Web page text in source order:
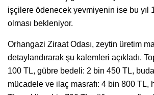
işçilere ödenecek yevmiyenin ise bu yıl
olması bekleniyor.
Orhangazi Ziraat Odası, zeytin üretim
detaylandırarak şu kalemleri açıkladı.
100 TL, gübre bedeli: 2 bin 450 TL,
mücadele ve ilaç masrafı: 4 bin 800 TL,